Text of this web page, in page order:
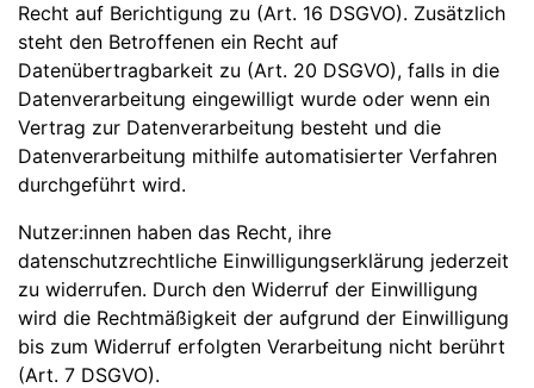
Recht auf Berichtigung zu (Art. 16 DSGVO). Zusätzlich
steht den Betroffenen ein Recht auf
Datenübertragbarkeit zu (Art. 20 DSGVO), falls in die
Datenverarbeitung eingewilligt wurde oder wenn ein
Vertrag zur Datenverarbeitung besteht und die
Datenverarbeitung mithilfe automatisierter Verfahren
durchgeführt wird.
Nutzer:innen haben das Recht, ihre
datenschutzrechtliche Einwilligungserklärung jederzeit
zu widerrufen. Durch den Widerruf der Einwilligung
wird die Rechtmäßigkeit der aufgrund der Einwilligung
bis zum Widerruf erfolgten Verarbeitung nicht berührt
(Art. 7 DSGVO).